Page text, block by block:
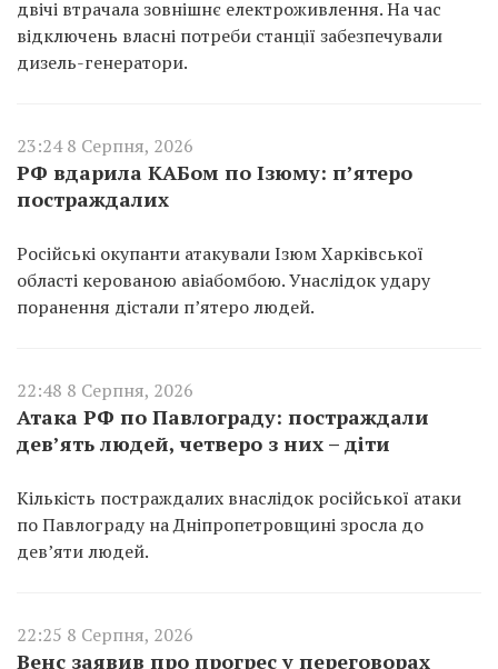
двічі втрачала зовнішнє електроживлення. На час
відключень власні потреби станції забезпечували
дизель-генератори.
23:24 8 Серпня, 2026
РФ вдарила КАБом по Ізюму: п’ятеро
постраждалих
Російські окупанти атакували Ізюм Харківської
області керованою авіабомбою. Унаслідок удару
поранення дістали п’ятеро людей.
22:48 8 Серпня, 2026
Атака РФ по Павлограду: постраждали
дев’ять людей, четверо з них – діти
Кількість постраждалих внаслідок російської атаки
по Павлограду на Дніпропетровщині зросла до
дев’яти людей.
22:25 8 Серпня, 2026
Венс заявив про прогрес у переговорах